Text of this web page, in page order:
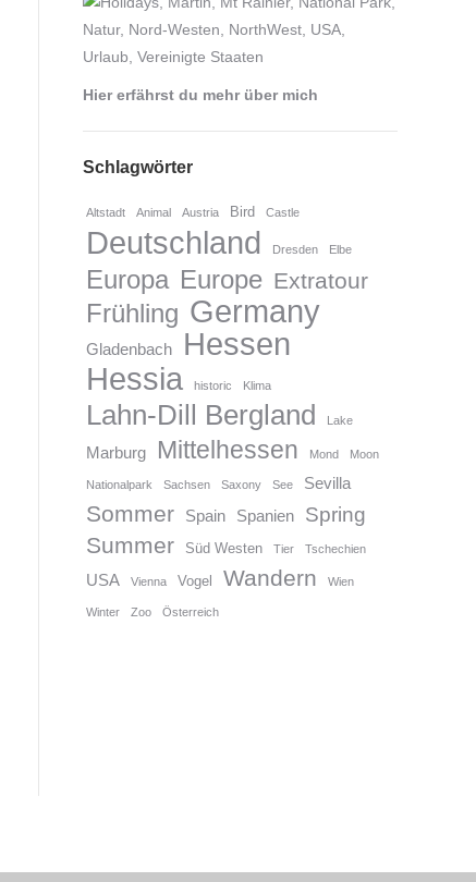
Hier erfährst du mehr über mich
Schlagwörter
Altstadt Animal Austria Bird Castle
Deutschland Dresden Elbe
Europa Europe Extratour
Frühling Germany
Gladenbach
Hessen
Hessia
historic Klima
Lahn-Dill Bergland Lake
Marburg Mittelhessen Mond Moon
Nationalpark Sachsen Saxony See Sevilla
Sommer Spain Spanien Spring
Summer Süd Westen Tier Tschechien
USA Vienna Vogel Wandern Wien
Winter Zoo Österreich